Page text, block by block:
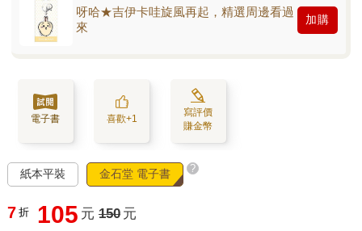
呀哈★吉伊卡哇旋風再起，精選周邊看過
來
加購
電子書 喜歡+1
寫評價
賺金幣
紙本平裝 金石堂 電子書 ?
7 折 105 元 150 元